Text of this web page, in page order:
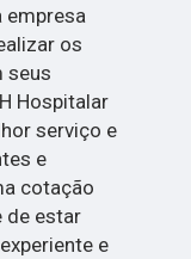
empresa
os
seus
Hospitalar
serviço e
e
cotação
de estar
e